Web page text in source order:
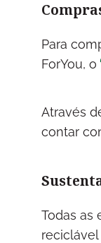
Para
ForYou, o
Através
contar
Todas as